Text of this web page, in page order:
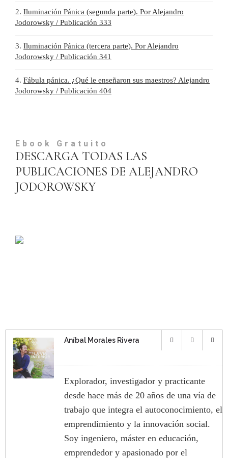
2. Iluminación Pánica (segunda parte). Por Alejandro
Jodorowsky / Publicación 333
3. Iluminación Pánica (tercera parte). Por Alejandro
Jodorowsky / Publicación 341
4. Fábula pánica. ¿Qué le enseñaron sus maestros? Alejandro
Jodorowsky / Publicación 404
Ebook Gratuito
DESCARGA TODAS LAS
PUBLICACIONES DE ALEJANDRO
JODOROWSKY
Aníbal Morales Rivera
Explorador, investigador y practicante
desde hace más de 20 años de una vía de
trabajo que integra el autoconocimiento, el
emprendimiento y la innovación social.
Soy ingeniero, máster en educación,
emprendedor y apasionado por el